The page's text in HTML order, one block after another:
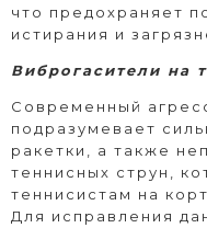
что предохраняет
истирания и
Виброгасители на
Современный
подразумевает
ракетки, а также
теннисных струн,
теннисистам на
Для исправления